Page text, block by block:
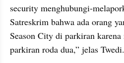
security menghubungi-
Satreskrim bahwa ada orang
Season City di parkiran
parkiran roda dua,” jelas Twedi.